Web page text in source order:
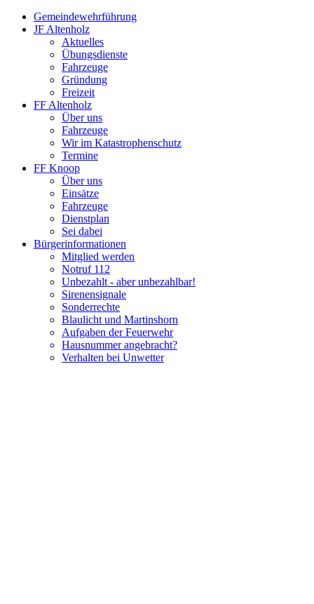
Gemeindewehrführung
JF Altenholz
Aktuelles
Übungsdienste
Fahrzeuge
Gründung
Freizeit
FF Altenholz
Über uns
Fahrzeuge
Wir im Katastrophenschutz
Termine
FF Knoop
Über uns
Einsätze
Fahrzeuge
Dienstplan
Sei dabei
Bürgerinformationen
Mitglied werden
Notruf 112
Unbezahlt - aber unbezahlbar!
Sirenensignale
Sonderrechte
Blaulicht und Martinshorn
Aufgaben der Feuerwehr
Hausnummer angebracht?
Verhalten bei Unwetter